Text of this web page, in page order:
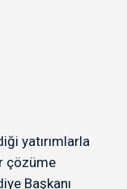
yatırımlarla
çözüme
Başkanı